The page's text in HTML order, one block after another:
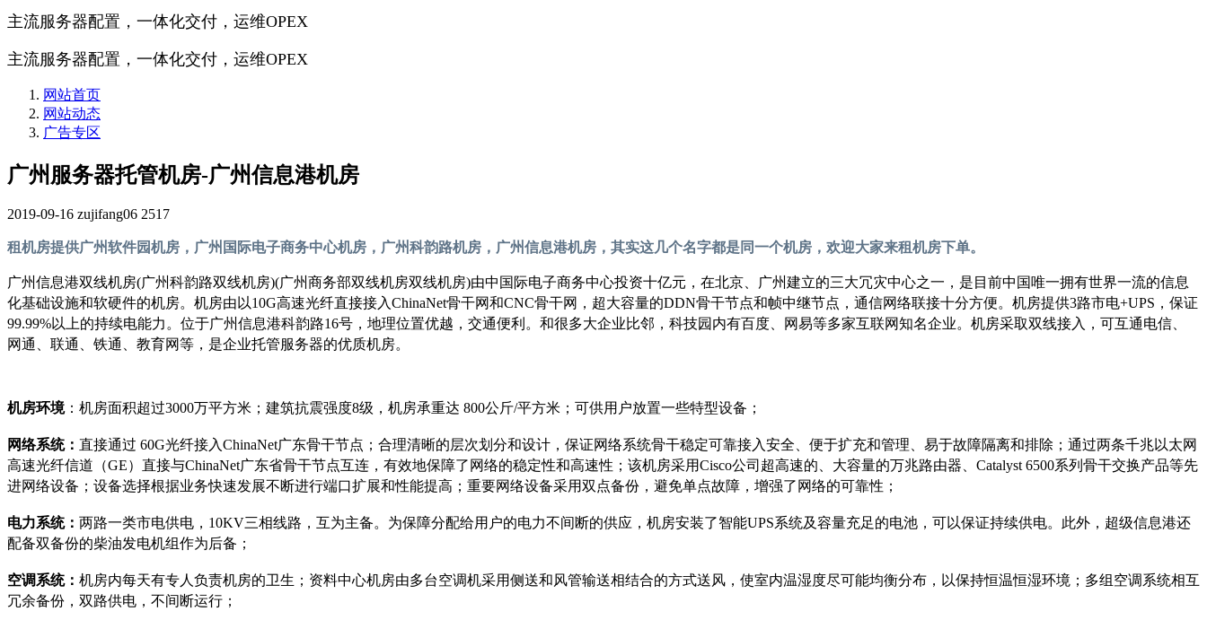
主流服务器配置，一体化交付，运维OPEX
主流服务器配置，一体化交付，运维OPEX
网站首页
网站动态
广告专区
广州服务器托管机房-广州信息港机房
2019-09-16 zujifang06 2517
租机房提供广州软件园机房，广州国际电子商务中心机房，广州科韵路机房，广州信息港机房，其实这几个名字都是同一个机房，欢迎大家来租机房下单。
广州信息港双线机房(广州科韵路双线机房)(广州商务部双线机房双线机房)由中国际电子商务中心投资十亿元，在北京、广州建立的三大冗灾中心之一，是目前中国唯一拥有世界一流的信息
化基础设施和软硬件的机房。机房由以10G高速光纤直接接入ChinaNet骨干网和CNC骨干网，超大容量的DDN骨干节点和帧中继节点，通信网络联接十分方便。机房提供3路市电+UPS，保证
99.99%以上的持续电能力。位于广州信息港科韵路16号，地理位置优越，交通便利。和很多大企业比邻，科技园内有百度、网易等多家互联网知名企业。机房采取双线接入，可互通电信、
网通、联通、铁通、教育网等，是企业托管服务器的优质机房。
机房环境：机房面积超过3000万平方米；建筑抗震强度8级，机房承重达 800公斤/平方米；可供用户放置一些特型设备；
网络系统： 直接通过 60G光纤接入ChinaNet广东骨干节点；合理清晰的层次划分和设计，保证网络系统骨干稳定可靠接入安全、便于扩充和管理、易于故障隔离和排除；通过两条千兆以太网
高速光纤信道（GE）直接与ChinaNet广东省骨干节点互连，有效地保障了网络的稳定性和高速性；该机房采用Cisco公司超高速的、大容量的万兆路由器、Catalyst 6500系列骨干交换产品等先
进网络设备；设备选择根据业务快速发展不断进行端口扩展和性能提高；重要网络设备采用双点备份，避免单点故障，增强了网络的可靠性；
电力系统： 两路一类市电供电，10KV三相线路，互为主备。为保障分配给用户的电力不间断的供应，机房安装了智能UPS系统及容量充足的电池，可以保证持续供电。此外，超级信息港还
配备双备份的柴油发电机组作为后备；
空调系统： 机房内每天有专人负责机房的卫生；资料中心机房由多台空调机采用侧送和风管输送相结合的方式送风，使室内温湿度尽可能均衡分布，以保持恒温恒湿环境；多组空调系统相互
冗余备份，双路供电，不间断运行；